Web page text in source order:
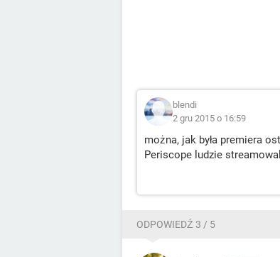
blendi
2 gru 2015 o 16:59
można, jak była premiera
Periscope ludzie
ODPOWIEDŹ 3 / 5